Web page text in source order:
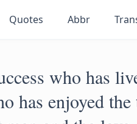
Quotes Abbr
who has
has enjoyed